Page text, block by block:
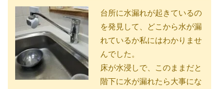
台所に水漏れが起きているの
を発見して、どこから水が漏
れているか私にはわかりませ
んでした。
床が水浸しで、このままだと
階下に水が漏れたら大事にな